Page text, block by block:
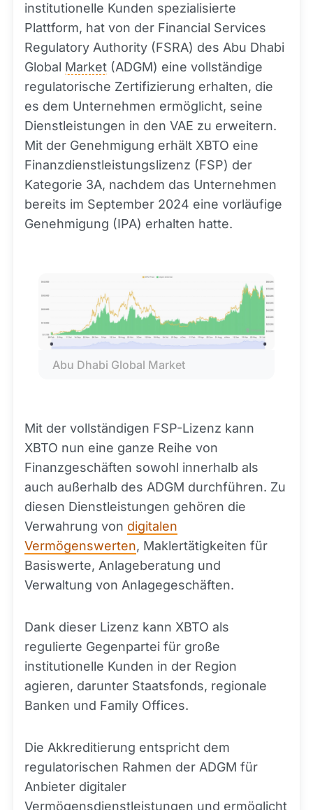
institutionelle Kunden spezialisierte
Plattform, hat von der Financial Services
Regulatory Authority (FSRA) des Abu Dhabi
Global Market (ADGM) eine vollständige
regulatorische Zertifizierung erhalten, die
es dem Unternehmen ermöglicht, seine
Dienstleistungen in den VAE zu erweitern.
Mit der Genehmigung erhält XBTO eine
Finanzdienstleistungslizenz (FSP) der
Kategorie 3A, nachdem das Unternehmen
bereits im September 2024 eine vorläufige
Genehmigung (IPA) erhalten hatte.
Abu Dhabi Global Market
Mit der vollständigen FSP-Lizenz kann
XBTO nun eine ganze Reihe von
Finanzgeschäften sowohl innerhalb als
auch außerhalb des ADGM durchführen. Zu
diesen Dienstleistungen gehören die
Verwahrung von digitalen
Vermögenswerten, Maklertätigkeiten für
Basiswerte, Anlageberatung und
Verwaltung von Anlagegeschäften.
Dank dieser Lizenz kann XBTO als
regulierte Gegenpartei für große
institutionelle Kunden in der Region
agieren, darunter Staatsfonds, regionale
Banken und Family Offices.
Die Akkreditierung entspricht dem
regulatorischen Rahmen der ADGM für
Anbieter digitaler
Vermögensdienstleistungen und ermöglicht